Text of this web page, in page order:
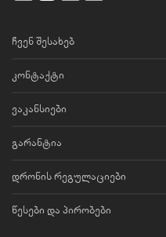
ჩვენ შესახებ
კონტაქტი
ვაკანსიები
გარანტია
დრონის რეგულაციები
წესები და პირობები